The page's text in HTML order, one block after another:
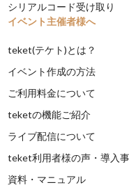
シリアルコード受け取り
イベント主催者様へ
teket(テケト)とは？
イベント作成の方法
ご利用料金について
teketの機能ご紹介
ライブ配信について
teket利用者様の声・導入
資料・マニュアル